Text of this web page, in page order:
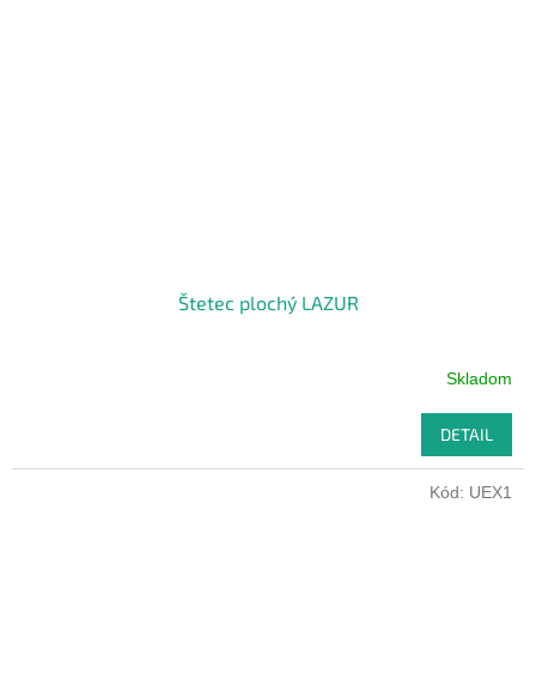
Štetec plochý LAZUR
Skladom
DETAIL
Kód: UEX1